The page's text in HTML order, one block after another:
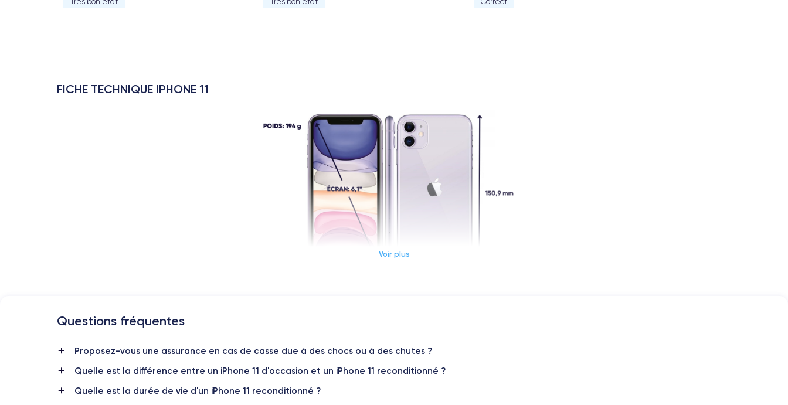
FICHE TECHNIQUE IPHONE 11
10/09/2019 iOS (iOS 26)
Dimensions Poids
Voir plus
Questions fréquentes
Proposez-vous une assurance en cas de casse due à des chocs ou à des chutes ?
Quelle est la différence entre un iPhone 11 d'occasion et un iPhone 11 reconditionné ?
Quelle est la durée de vie d'un iPhone 11 reconditionné ?